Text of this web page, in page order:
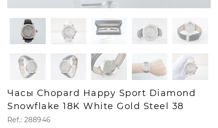
Часы Chopard Happy Sport Diamond
Snowflake 18K White Gold Steel 38
Ref.: 288946